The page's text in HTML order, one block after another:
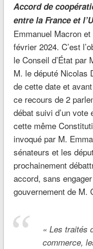
Accord de
entre la France et
Emmanuel Macron
février 2024. C’est
le Conseil d’État par
M. le député Nicolas
de cette date et
ce recours de 2
débat suivi d’un vote
cette même
invoqué par M.
sénateurs et les
prochainement
accord, sans
gouvernement de M.
«Les traités
commerce,